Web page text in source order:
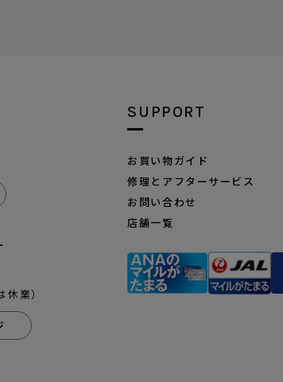
業）
SUPPORT
お買い物ガイド
修理とアフターサービス
お問い合わせ
店舗一覧